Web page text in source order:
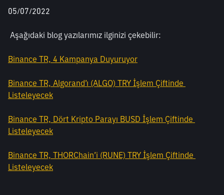
05/07/2022
Aşağıdaki blog yazılarımız ilginizi çekebilir:
Binance TR, 4 Kampanya Duyuruyor
Binance TR, Algorand’ı (ALGO) TRY İşlem Çiftinde
Listeleyecek
Binance TR, Dört Kripto Parayı BUSD İşlem Çiftinde
Listeleyecek
Binance TR, THORChain’i (RUNE) TRY İşlem Çiftinde
Listeleyecek